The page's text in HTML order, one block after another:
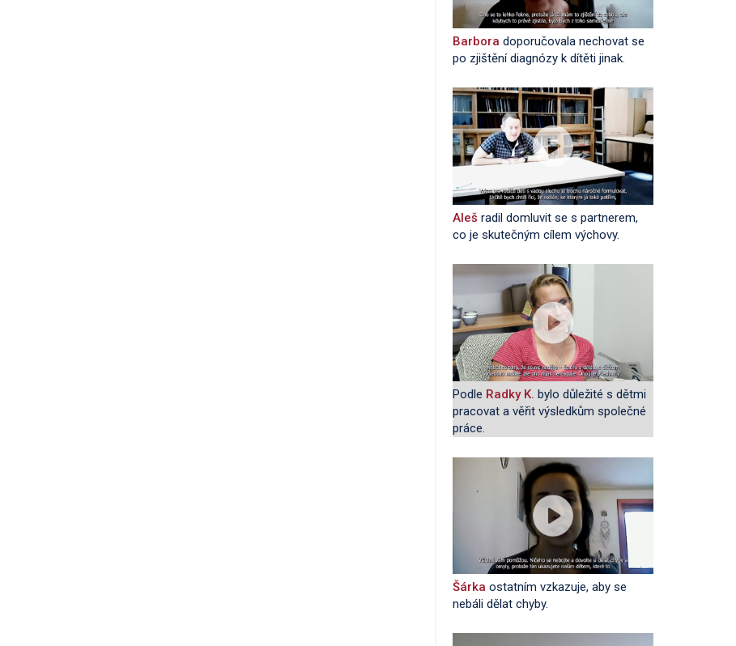
Barbora doporučovala nechovat se
po zjištění diagnózy k dítěti jinak.
Aleš radil domluvit se s partnerem,
co je skutečným cílem výchovy.
Podle Radky K. bylo důležité s dětmi
pracovat a věřit výsledkům společné
práce.
Šárka ostatním vzkazuje, aby se
nebáli dělat chyby.